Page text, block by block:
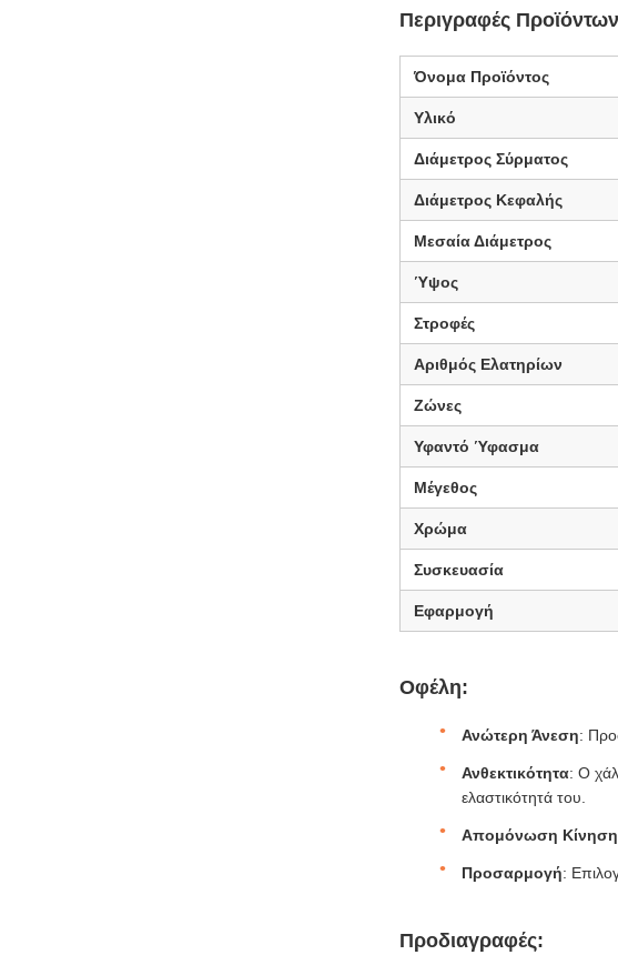
Περιγραφές Προϊόντων
Όνομα Προϊόντος
Υλικό
Διάμετρος Σύρματος
Διάμετρος Κεφαλής
Μεσαία Διάμετρος
Ύψος
Στροφές
Αριθμός Ελατηρίων
Ζώνες
Υφαντό Ύφασμα
Μέγεθος
Χρώμα
Συσκευασία
Εφαρμογή
Οφέλη:
Ανώτερη Άνεση:
Ανθεκτικότητα: Ο
ελαστικότητά του.
Απομόνωση
Προσαρμογή:
Προδιαγραφές: